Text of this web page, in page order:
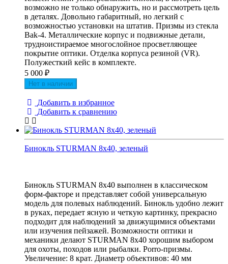
возможно не только обнаружить, но и рассмотреть цель
в деталях. Довольно габаритный, но легкий с
возможностью установки на штатив. Призмы из стекла
Bak-4. Металлические корпус и подвижные детали,
трудноистираемое многослойное просветляющее
покрытие оптики. Отделка корпуса резиной (VR).
Полужесткий кейс в комплекте.
5 000 ₽
Нет в наличии
Добавить в избранное
Добавить к сравнению
Бинокль STURMAN 8x40, зеленый
Бинокль STURMAN 8x40 выполнен в классическом
форм-факторе и представляет собой универсальную
модель для полевых наблюдений. Бинокль удобно лежит
в руках, передает ясную и четкую картинку, прекрасно
подходит для наблюдений за движущимися объектами
или изучения пейзажей. Возможности оптики и
механики делают STURMAN 8x40 хорошим выбором
для охоты, походов или рыбалки. Porro-призмы.
Увеличение: 8 крат. Диаметр объективов: 40 мм